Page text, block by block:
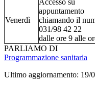
Venerdì
appuntamento
chiamando il
031/98 42 22
dalle ore 9 alle
PARLIAMO DI
Programmazione sanitaria
Ultimo aggiornamento: 19/